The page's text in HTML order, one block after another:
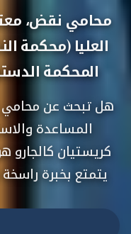
محامي نقض،
العليا (محكمة
المحكمة
هل تبحث عن محامي
المساعدة
كريستيان
يتمتع بخبرة